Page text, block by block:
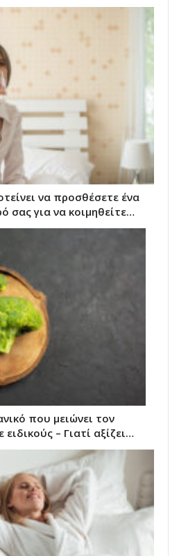
να προσθέσετε ένα
σας για να κοιμηθείτε…
που μειώνει τον
– Γιατί αξίζει…